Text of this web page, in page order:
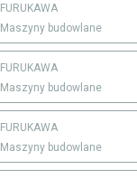
FURUKAWA
Maszyny budowlane
FURUKAWA
Maszyny budowlane
FURUKAWA
Maszyny budowlane